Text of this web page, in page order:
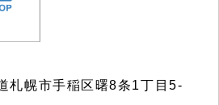
幌市手稲区曙8条1丁目5-